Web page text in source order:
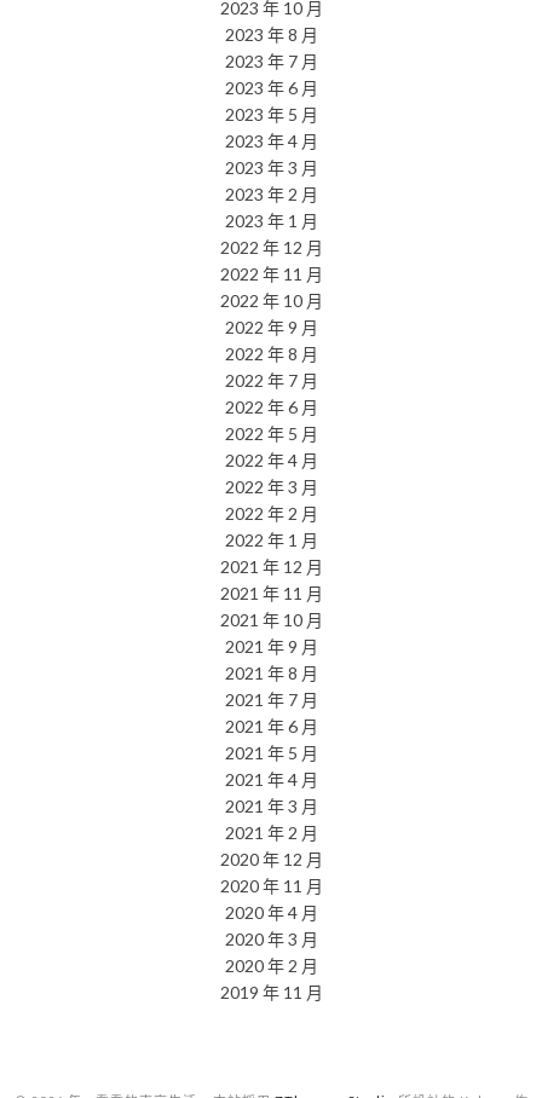
2023 年 10 月
2023 年 8 月
2023 年 7 月
2023 年 6 月
2023 年 5 月
2023 年 4 月
2023 年 3 月
2023 年 2 月
2023 年 1 月
2022 年 12 月
2022 年 11 月
2022 年 10 月
2022 年 9 月
2022 年 8 月
2022 年 7 月
2022 年 6 月
2022 年 5 月
2022 年 4 月
2022 年 3 月
2022 年 2 月
2022 年 1 月
2021 年 12 月
2021 年 11 月
2021 年 10 月
2021 年 9 月
2021 年 8 月
2021 年 7 月
2021 年 6 月
2021 年 5 月
2021 年 4 月
2021 年 3 月
2021 年 2 月
2020 年 12 月
2020 年 11 月
2020 年 4 月
2020 年 3 月
2020 年 2 月
2019 年 11 月